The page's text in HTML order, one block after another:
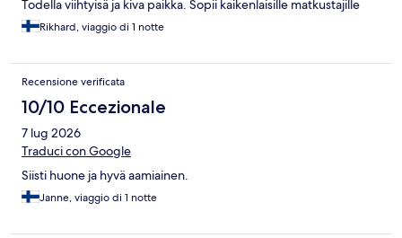
Todella viihtyisä ja kiva paikka. Sopii kaikenlaisille matkustajille
Rikhard, viaggio di 1 notte
Recensione verificata
10/10 Eccezionale
7 lug 2026
Traduci con Google
Siisti huone ja hyvä aamiainen.
Janne, viaggio di 1 notte